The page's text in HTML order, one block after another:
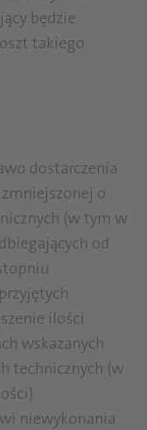
będzie
takiego
dostarczenia
o
(w tym w
od
ilości
wskazanych
technicznych (w
niewykonania